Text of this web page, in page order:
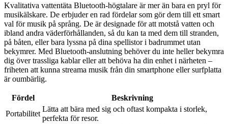
Kvalitativa vattentäta Bluetooth-högtalare är mer än bara en pryl för
musikälskare. De erbjuder en rad fördelar som gör dem till ett smart
val för musik på språng. De är designade för att motstå vatten och
ibland andra väderförhållanden, så du kan ta med dem till stranden,
på båten, eller bara lyssna på dina spellistor i badrummet utan
bekymrer. Med Bluetooth-anslutning behöver du inte heller bekymra
dig över trassliga kablar eller att behöva ha din enhet i närheten –
friheten att kunna streama musik från din smartphone eller surfplatta
är oumbärlig.
Fördel
Beskrivning
Portabilitet
Lätta att bära med sig och oftast kompakta i storlek,
perfekta för resor.